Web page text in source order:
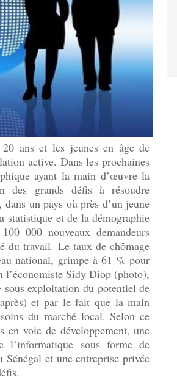
ans et les jeunes en âge de
active. Dans les prochaines
ayant la main d’œuvre la
des grands défis à résoudre
un pays où près d’un jeune
statistique et de la démographie
000 nouveaux demandeurs
du travail. Le taux de chômage
national, grimpe à 61 % pour
l’économiste Sidy Diop (photo),
exploitation du potentiel de
et par le fait que la main
du marché local. Selon ce
en voie de développement, une
l’informatique sous forme de
et une entreprise privée